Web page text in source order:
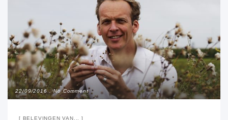
22/09/2016 No Comment
BELEVINGEN VAN...